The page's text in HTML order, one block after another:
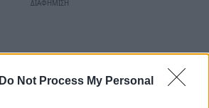
Do Not Process My Personal